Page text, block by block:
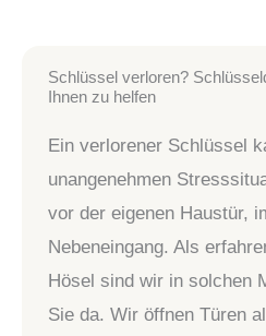
Schlüssel verloren?
Ihnen zu helfen
Ein verlorener Schlüssel
unangenehmen
vor der eigenen Haustür,
Nebeneingang. Als
Hösel sind wir in solchen
Sie da. Wir öffnen Türen